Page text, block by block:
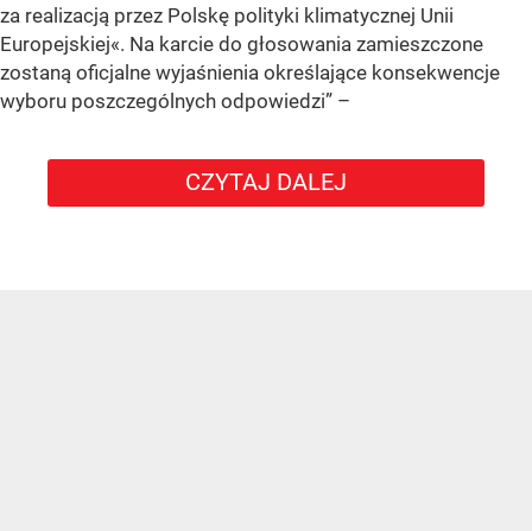
za realizacją przez Polskę polityki klimatycznej Unii
Europejskiej«. Na karcie do głosowania zamieszczone
zostaną oficjalne wyjaśnienia określające konsekwencje
wyboru poszczególnych odpowiedzi” –
CZYTAJ DALEJ